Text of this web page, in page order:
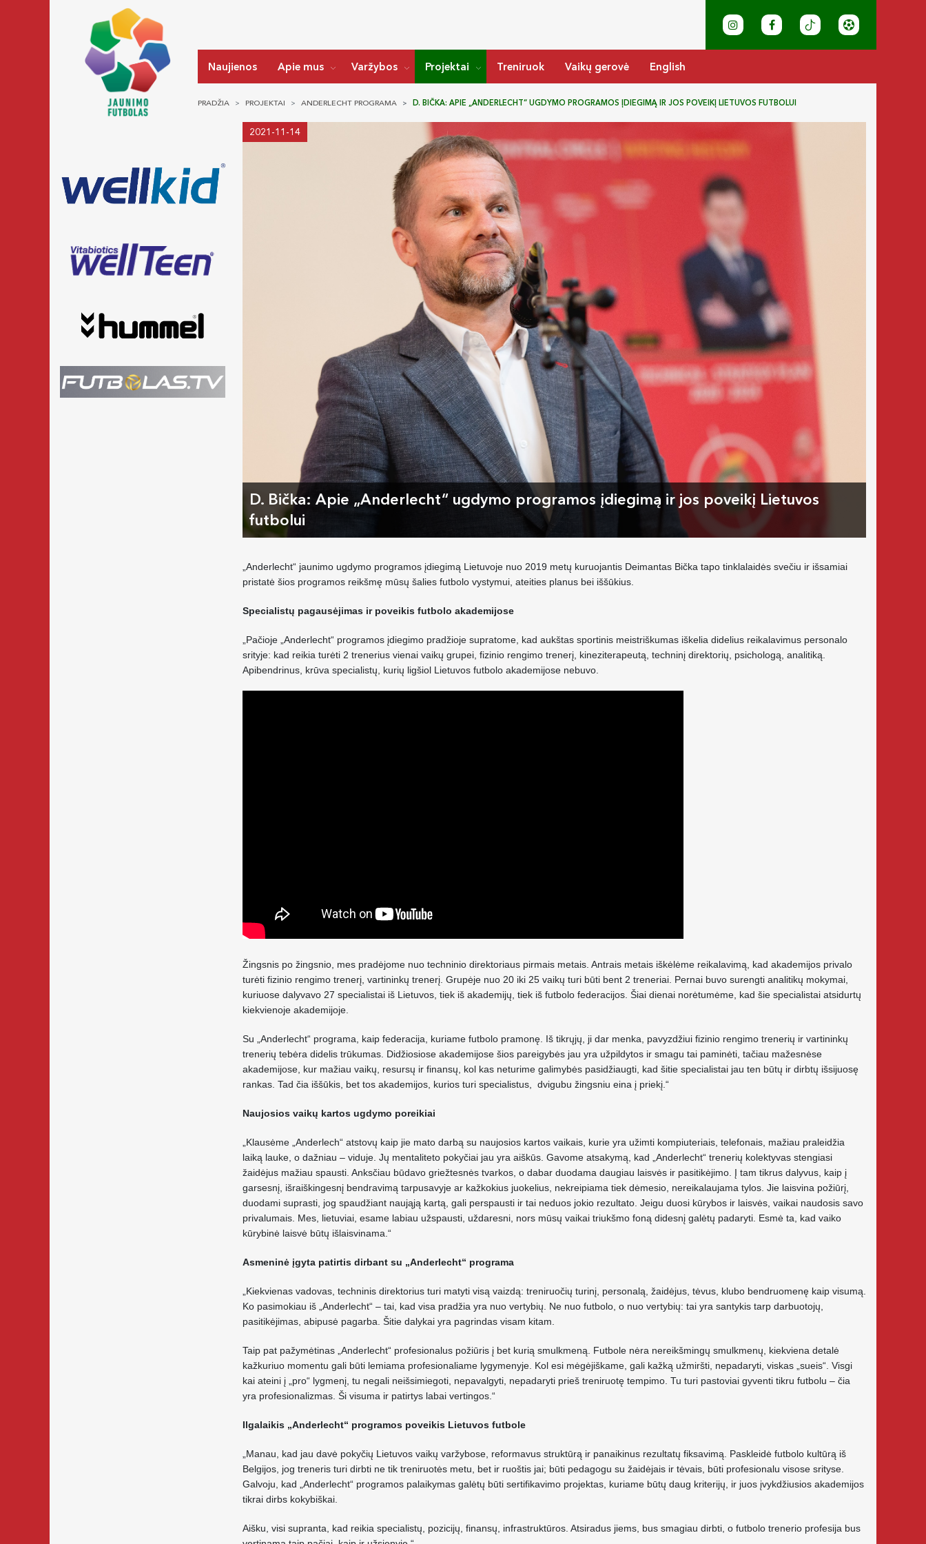
Naujienos Apie mus Varžybos Projektai Treniruok Vaikų gerovė English
PRADŽIA PROJEKTAI ANDERLECHT PROGRAMA D. BIČKA: APIE „ANDERLECHT“ UGDYMO PROGRAMOS ĮDIEGIMĄ IR JOS POVEIKĮ LIETUVOS FUTBOLUI
2021-11-14
D. Bička: Apie „Anderlecht“ ugdymo programos įdiegimą ir jos poveikį Lietuvos
futbolui
„Anderlecht“ jaunimo ugdymo programos įdiegimą Lietuvoje nuo 2019 metų kuruojantis Deimantas Bička tapo tinklalaidės svečiu ir išsamiai
pristatė šios programos reikšmę mūsų šalies futbolo vystymui, ateities planus bei iššūkius.
Specialistų pagausėjimas ir poveikis futbolo akademijose
„Pačioje „Anderlecht“ programos įdiegimo pradžioje supratome, kad aukštas sportinis meistriškumas iškelia didelius reikalavimus personalo
srityje: kad reikia turėti 2 trenerius vienai vaikų grupei, fizinio rengimo trenerį, kineziterapeutą, techninį direktorių, psichologą, analitiką.
Apibendrinus, krūva specialistų, kurių ligšiol Lietuvos futbolo akademijose nebuvo.
Žingsnis po žingsnio, mes pradėjome nuo techninio direktoriaus pirmais metais. Antrais metais iškėlėme reikalavimą, kad akademijos privalo
turėti fizinio rengimo trenerį, vartininkų trenerį. Grupėje nuo 20 iki 25 vaikų turi būti bent 2 treneriai. Pernai buvo surengti analitikų mokymai,
kuriuose dalyvavo 27 specialistai iš Lietuvos, tiek iš akademijų, tiek iš futbolo federacijos. Šiai dienai norėtumėme, kad šie specialistai atsidurtų
kiekvienoje akademijoje.
Su „Anderlecht“ programa, kaip federacija, kuriame futbolo pramonę. Iš tikrųjų, ji dar menka, pavyzdžiui fizinio rengimo trenerių ir vartininkų
trenerių tebėra didelis trūkumas. Didžiosiose akademijose šios pareigybės jau yra užpildytos ir smagu tai paminėti, tačiau mažesnėse
akademijose, kur mažiau vaikų, resursų ir finansų, kol kas neturime galimybės pasidžiaugti, kad šitie specialistai jau ten būtų ir dirbtų išsijuosę
rankas. Tad čia iššūkis, bet tos akademijos, kurios turi specialistus, dvigubu žingsniu eina į priekį.“
Naujosios vaikų kartos ugdymo poreikiai
„Klausėme „Anderlech“ atstovų kaip jie mato darbą su naujosios kartos vaikais, kurie yra užimti kompiuteriais, telefonais, mažiau praleidžia
laiką lauke, o dažniau – viduje. Jų mentaliteto pokyčiai jau yra aiškūs. Gavome atsakymą, kad „Anderlecht“ trenerių kolektyvas stengiasi
žaidėjus mažiau spausti. Anksčiau būdavo griežtesnės tvarkos, o dabar duodama daugiau laisvės ir pasitikėjimo. Į tam tikrus dalyvus, kaip į
garsesnį, išraiškingesnį bendravimą tarpusavyje ar kažkokius juokelius, nekreipiama tiek dėmesio, nereikalaujama tylos. Jie laisvina požiūrį,
duodami suprasti, jog spaudžiant naująją kartą, gali perspausti ir tai neduos jokio rezultato. Jeigu duosi kūrybos ir laisvės, vaikai naudosis savo
privalumais. Mes, lietuviai, esame labiau užspausti, uždaresni, nors mūsų vaikai triukšmo foną didesnį galėtų padaryti. Esmė ta, kad vaiko
kūrybinė laisvė būtų išlaisvinama.“
Asmeninė įgyta patirtis dirbant su „Anderlecht“ programa
„Kiekvienas vadovas, techninis direktorius turi matyti visą vaizdą: treniruočių turinį, personalą, žaidėjus, tėvus, klubo bendruomenę kaip visumą.
Ko pasimokiau iš „Anderlecht“ – tai, kad visa pradžia yra nuo vertybių. Ne nuo futbolo, o nuo vertybių: tai yra santykis tarp darbuotojų,
pasitikėjimas, abipusė pagarba. Šitie dalykai yra pagrindas visam kitam.
Taip pat pažymėtinas „Anderlecht“ profesionalus požiūris į bet kurią smulkmeną. Futbole nėra nereikšmingų smulkmenų, kiekviena detalė
kažkuriuo momentu gali būti lemiama profesionaliame lygymenyje. Kol esi mėgėjiškame, gali kažką užmiršti, nepadaryti, viskas „sueis“. Visgi
kai ateini į „pro“ lygmenį, tu negali neišsimiegoti, nepavalgyti, nepadaryti prieš treniruotę tempimo. Tu turi pastoviai gyventi tikru futbolu – čia
yra profesionalizmas. Ši visuma ir patirtys labai vertingos.“
Ilgalaikis „Anderlecht“ programos poveikis Lietuvos futbole
„Manau, kad jau davė pokyčių Lietuvos vaikų varžybose, reformavus struktūrą ir panaikinus rezultatų fiksavimą. Paskleidė futbolo kultūrą iš
Belgijos, jog treneris turi dirbti ne tik treniruotės metu, bet ir ruoštis jai; būti pedagogu su žaidėjais ir tėvais, būti profesionalu visose srityse.
Galvoju, kad „Anderlecht“ programos palaikymas galėtų būti sertifikavimo projektas, kuriame būtų daug kriterijų, ir juos įvykdžiusios akademijos
tikrai dirbs kokybiškai.
Aišku, visi supranta, kad reikia specialistų, pozicijų, finansų, infrastruktūros. Atsiradus jiems, bus smagiau dirbti, o futbolo trenerio profesija bus